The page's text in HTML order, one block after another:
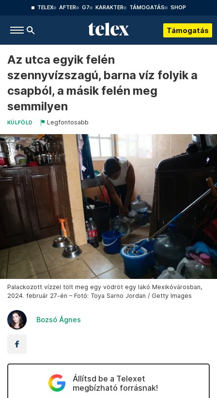
TELEX AFTER G7 KARAKTER TÁMOGATÁS SHOP
Támogatás
Az utca egyik felén
szennyvízszagú, barna víz folyik a
csapból, a másik felén meg
semmilyen
KÜLFÖLD Legfontosabb
Palackozott vízzel tölt meg egy vödröt egy lakó Mexikóvárosban,
2024. február 27-én – Fotó: Toya Sarno Jordan / Getty Images
Bozsó Ágnes
Állítsd be a Telexet
megbízható forrásnak!